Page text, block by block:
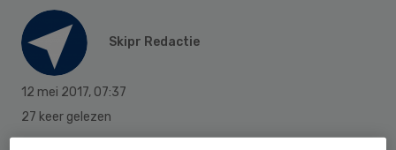
Skipr Redactie
12 mei 2017, 07:37
27 keer gelezen